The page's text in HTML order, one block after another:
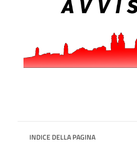
INDICE DELLA PAGINA